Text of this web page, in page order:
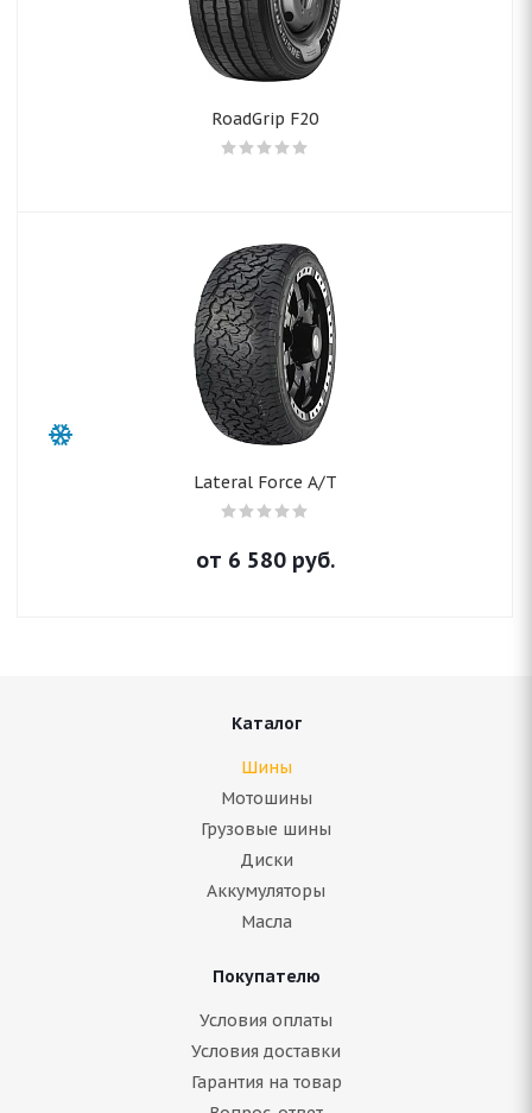
RoadGrip F20
Lateral Force A/T
от 6 580руб.
Каталог
Шины
Мотошины
Грузовые шины
Диски
Аккумуляторы
Масла
Покупателю
Условия оплаты
Условия доставки
Гарантия на товар